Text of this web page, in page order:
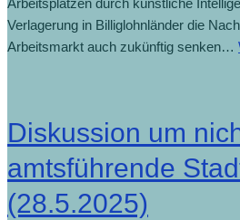
Verlagerung in Billiglohnländer die
Arbeitsmarkt auch zukünftig senken…
Diskussion um
amtsführende
(28.5.2025)